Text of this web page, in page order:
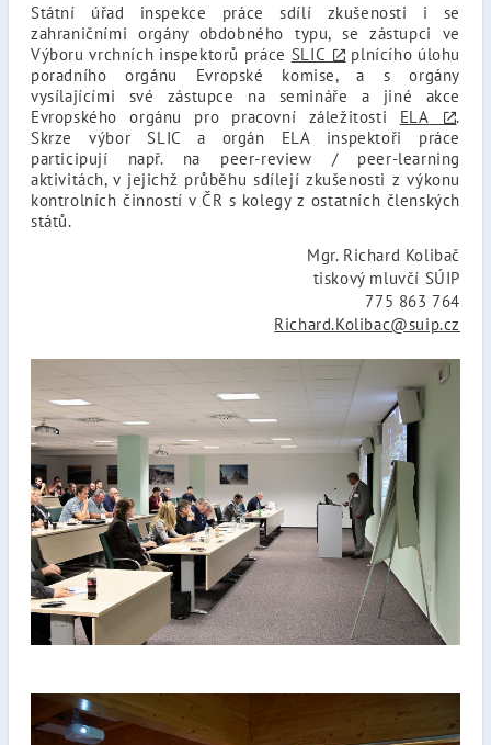
Státní úřad inspekce práce sdílí zkušenosti i se
zahraničními orgány obdobného typu, se zástupci ve
Výboru vrchních inspektorů práce SLIC
plnícího úlohu
poradního orgánu Evropské komise, a s orgány
vysílajícími své zástupce na semináře a jiné akce
Evropského orgánu pro pracovní záležitosti ELA
.
Skrze výbor SLIC a orgán ELA inspektoři práce
participují např. na peer-review / peer-learning
aktivitách, v jejichž průběhu sdílejí zkušenosti z výkonu
kontrolních činností v ČR s kolegy z ostatních členských
států.
Mgr. Richard Kolibač
tiskový mluvčí SÚIP
775 863 764
Richard.Kolibac@suip.cz